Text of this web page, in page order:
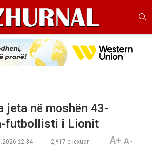
jeta në moshën 43-
futbollisti i Lionit
22:34 2,917 e lexuar A+ A-